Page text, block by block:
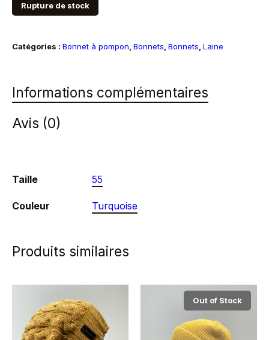
Rupture de stock
Catégories : Bonnet à pompon Bonnets Bonnets Laine
Informations complémentaires
Avis (0)
Taille 55
Couleur Turquoise
Produits similaires
Out of Stock